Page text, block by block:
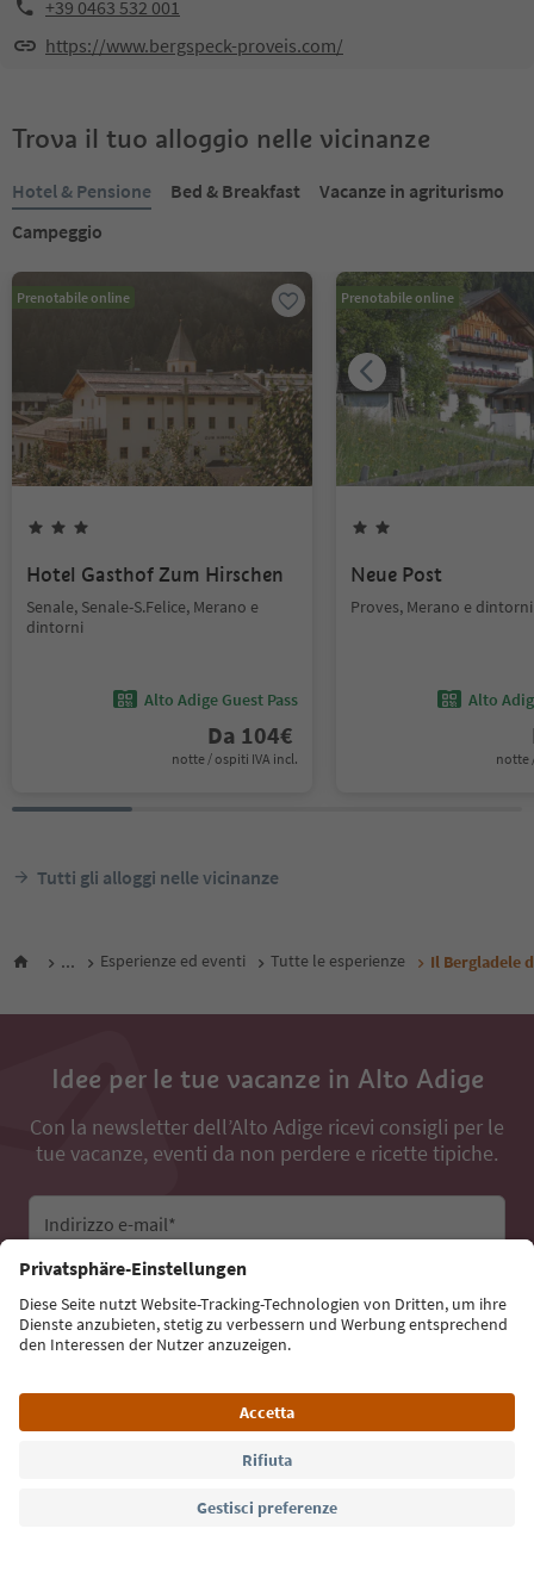
+39 0463 532 001
https://www.bergspeck-proveis.com/
Trova il tuo alloggio nelle vicinanze
Hotel & Pensione Bed & Breakfast
Vacanze in agriturismo
Campeggio
Prenotabile online
Hotel Gasthof Zum Hirschen
Senale, Senale-S.Felice, Merano e
dintorni
Alto Adige Guest Pass
Da 104€
notte / ospiti IVA incl.
Prenotabile online
Neue Post
Proves, Merano e dintorni
Alto
notte
Tutti gli alloggi nelle vicinanze
... Esperienze ed eventi Tutte le esperienze Il Bergladele
Idee per le tue vacanze in Alto Adige
Con la newsletter dell’Alto Adige ricevi consigli per le
tue vacanze, eventi da non perdere e ricette tipiche.
Indirizzo e-mail*
Iscriviti alla newsletter